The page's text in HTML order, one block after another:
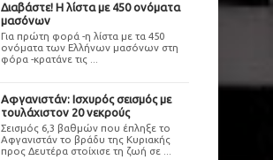
Διαβάστε! Η λίστα με 450 ονόματα
μασόνων
Για πρώτη φορά -η λίστα με τα 450
ονόματα των Ελλήνων μασόνων στη
φόρα -κρατάνε τις ...
Αφγανιστάν: Ισχυρός σεισμός με
τουλάχιστον 20 νεκρούς
Σεισμός 6,3 βαθμών που έπληξε το
Αφγανιστάν το βράδυ της Κυριακής
προς Δευτέρα στοίχισε τη ζωή σε ...